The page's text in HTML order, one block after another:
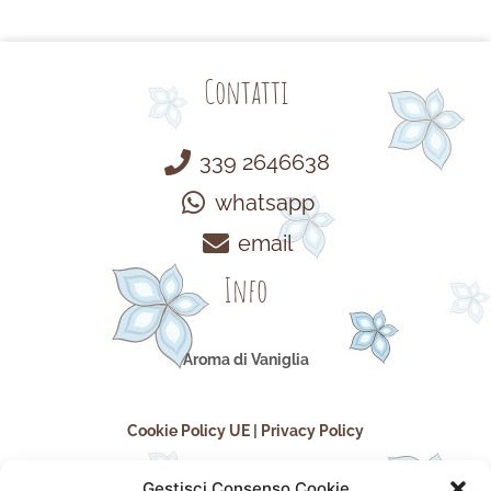
Contatti
339 2646638
whatsapp
email
Info
Aroma di Vaniglia
Cookie Policy UE Privacy Policy